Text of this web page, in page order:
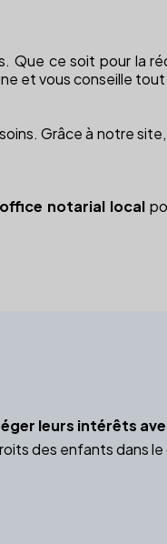
Que ce soit pour la
et vous conseille
Grâce à notre
office notarial local
leurs intérêts
des enfants dans